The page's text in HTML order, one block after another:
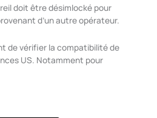
doit être désimlocké pour
d’un autre opérateur.
de vérifier la compatibilité de
US. Notamment pour